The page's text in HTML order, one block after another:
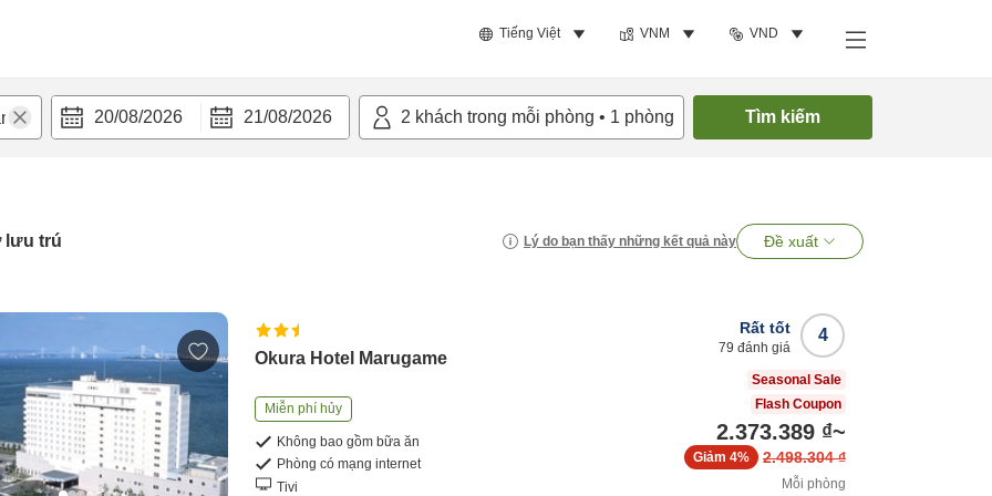
Tiếng Việt VNM VND
20/08/2026 21/08/2026 2 khách trong mỗi phòng • 1 phòng Tìm kiếm
lưu trú Lý do bạn thấy những kết quả này Đề xuất
Okura Hotel Marugame
Miễn phí hủy
Không bao gồm bữa ăn
Phòng có mạng internet
Tivi
4
Rất tốt
79 đánh giá
Seasonal Sale
Flash Coupon
2.373.389 ₫~
2.498.304 ₫
Giảm 4%
Mỗi phòng